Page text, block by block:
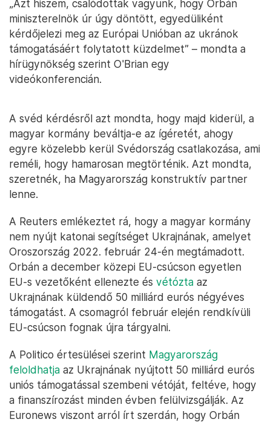
„Azt hiszem, csalódottak vagyunk, hogy Orbán
miniszterelnök úr úgy döntött, egyedüliként
kérdőjelezi meg az Európai Unióban az ukránok
támogatásáért folytatott küzdelmet” – mondta a
hírügynökség szerint O'Brian egy
videókonferencián.
A svéd kérdésről azt mondta, hogy majd kiderül, a
magyar kormány beváltja-e az ígéretét, ahogy
egyre közelebb kerül Svédország csatlakozása, ami
reméli, hogy hamarosan megtörténik. Azt mondta,
szeretnék, ha Magyarország konstruktív partner
lenne.
A Reuters emlékeztet rá, hogy a magyar kormány
nem nyújt katonai segítséget Ukrajnának, amelyet
Oroszország 2022. február 24-én megtámadott.
Orbán a december közepi EU-csúcson egyetlen
EU-s vezetőként ellenezte és vétózta az
Ukrajnának küldendő 50 milliárd eurós négyéves
támogatást. A csomagról február elején rendkívüli
EU-csúcson fognak újra tárgyalni.
A Politico értesülései szerint Magyarország
feloldhatja az Ukrajnának nyújtott 50 milliárd eurós
uniós támogatással szembeni vétóját, feltéve, hogy
a finanszírozást minden évben felülvizsgálják. Az
Euronews viszont arról írt szerdán, hogy Orbán